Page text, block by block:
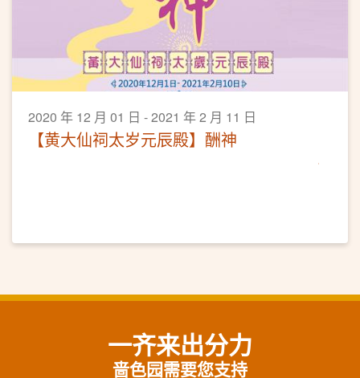
2020 年 12 月 01 日 - 2021 年 2 月 11 日
【黄大仙祠太岁元辰殿】酬神
一齐来出分力
啬色园需要您支持